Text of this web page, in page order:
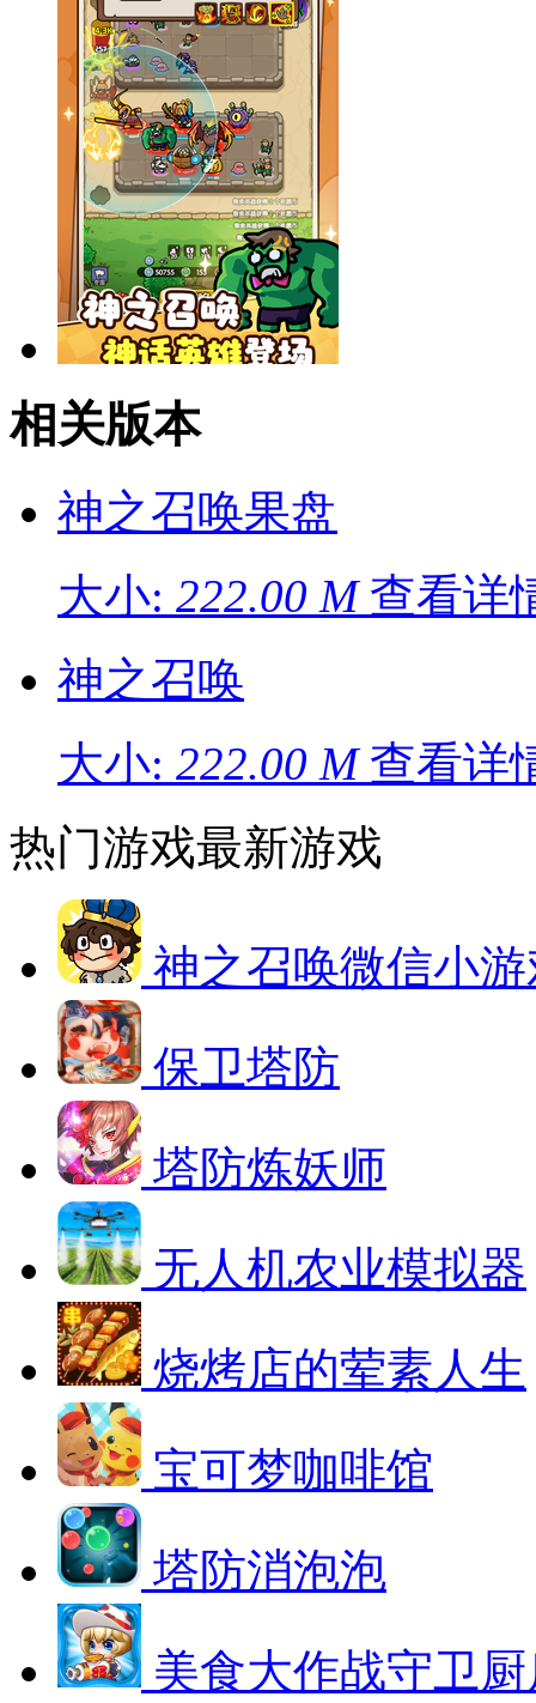
相关版本
神之召唤果盘
大小: 222.00 M查看详
神之召唤
大小: 222.00 M查看详
热门游戏最新游戏
神之召唤微信小
保卫塔防
塔防炼妖师
无人机农业模拟器
烧烤店的荤素人生
宝可梦咖啡馆
塔防消泡泡
美食大作战守卫